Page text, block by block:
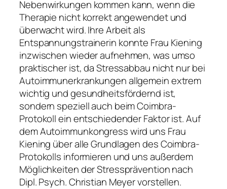
Nebenwirkungen kommen kann, wenn die
Therapie nicht korrekt angewendet und
überwacht wird. Ihre Arbeit als
Entspannungstrainerin konnte Frau Kiening
inzwischen wieder aufnehmen, was umso
praktischer ist, da Stressabbau nicht nur bei
Autoimmunerkrankungen allgemein extrem
wichtig und gesundheitsfördernd ist,
sondern speziell auch beim Coimbra-
Protokoll ein entschiedender Faktor ist. Auf
dem Autoimmunkongress wird uns Frau
Kiening über alle Grundlagen des Coimbra-
Protokolls informieren und uns außerdem
Möglichkeiten der Stressprävention nach
Dipl. Psych. Christian Meyer vorstellen.